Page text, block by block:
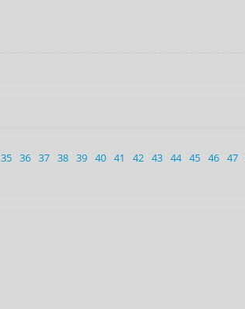
35 36 37 38 39 40 41 42 43 44 45 46 47